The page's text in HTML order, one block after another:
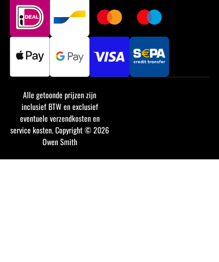
Alle getoonde prijzen zijn
inclusief BTW en exclusief
eventuele verzendkosten en
service kosten. Copyright © 2026
Owen Smith